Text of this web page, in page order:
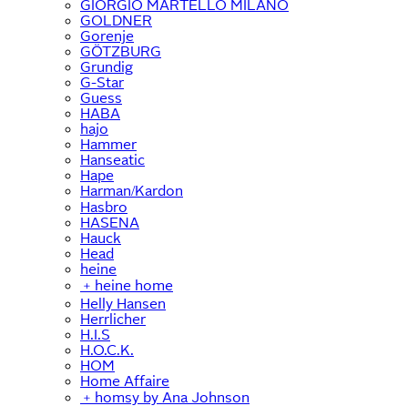
GIORGIO MARTELLO MILANO
GOLDNER
Gorenje
GÖTZBURG
Grundig
G-Star
Guess
HABA
hajo
Hammer
Hanseatic
Hape
Harman/Kardon
Hasbro
HASENA
Hauck
Head
heine
﹢ heine home
Helly Hansen
Herrlicher
H.I.S
H.O.C.K.
HOM
Home Affaire
﹢ homsy by Ana Johnson